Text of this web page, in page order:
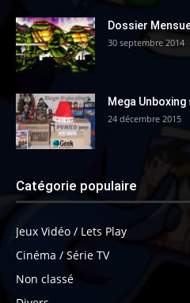
Dossier
30 septembre 2014
Mega Unboxing
24 décembre 2015
Catégorie populaire
Jeux Vidéo / Lets Play
Cinéma / Série TV
Non classé